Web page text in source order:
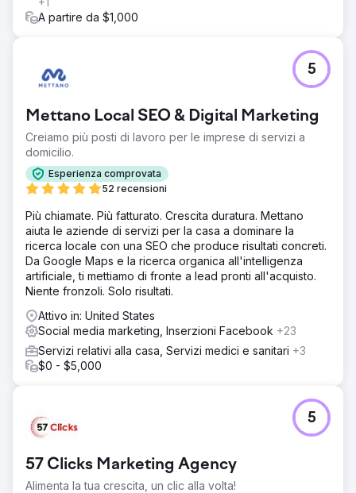
A partire da $1,000
Mettano Local SEO & Digital Marketing
Creiamo più posti di lavoro per le imprese di servizi a
domicilio.
Esperienza comprovata
52 recensioni
5
Più chiamate. Più fatturato. Crescita duratura. Mettano
aiuta le aziende di servizi per la casa a dominare la
ricerca locale con una SEO che produce risultati concreti.
Da Google Maps e la ricerca organica all'intelligenza
artificiale, ti mettiamo di fronte a lead pronti all'acquisto.
Niente fronzoli. Solo risultati.
Attivo in: United States
Social media marketing, Inserzioni Facebook +23
Servizi relativi alla casa, Servizi medici e sanitari +3
$0 - $5,000
57 Clicks Marketing Agency
Alimenta la tua crescita, un clic alla volta!
5